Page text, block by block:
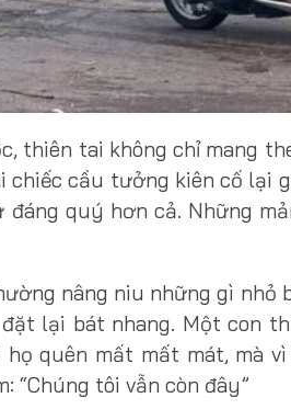
thiên tai không chỉ mang
chiếc cầu tưởng kiên cố lại
quý hơn cả. Những
nâng niu những gì
lại bát nhang. Một con
họ quên mất mất mát, mà
“Chúng tôi vẫn còn đây”